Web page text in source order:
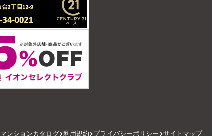
マンションカタログ 利用規約 プライバシーポリシー サイトマップ